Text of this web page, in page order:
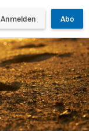
Anmelden Abo